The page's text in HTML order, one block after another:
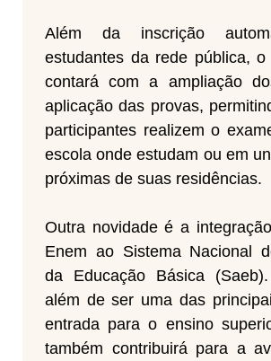
Além da inscrição
estudantes da rede pública,
contará com a ampliação
aplicação das provas,
participantes realizem o
escola onde estudam ou em
próximas de suas residências.
Outra novidade é a
Enem ao Sistema Nacional
da Educação Básica
além de ser uma das
entrada para o ensino
também contribuirá para a